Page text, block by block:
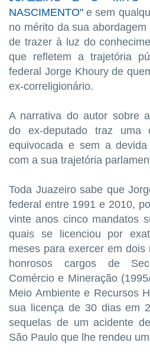
NASCIMENTO" e sem
no mérito da sua
de trazer à luz do
que refletem a trajetória
federal Jorge Khoury de
ex-correligionário.
A narrativa do autor sobre
do ex-deputado traz uma
equivocada e sem a
com a sua trajetória
Toda Juazeiro sabe que
federal entre 1991 e 2010,
vinte anos cinco mandatos
quais se licenciou por
meses para exercer em dois
honrosos cargos de
Comércio e Mineração
Meio Ambiente e Recursos
sua licença de 30 dias em
sequelas de um acidente
São Paulo que lhe rendeu